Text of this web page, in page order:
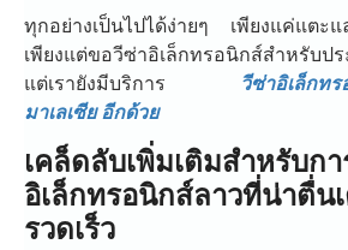
ทุกอย่างเป็นไปได้ง่ายๆ เพียงแค่แต
เพียงแต่ขอวีซ่าอิเล็กทรอนิกส์สำหรับป
แต่เรายังมีบริการ วีซ่าอิเล็กท
มาเลเซีย อีกด้วย
เคล็ดลับเพิ่มเติมสำหรับก
อิเล็กทรอนิกส์ลาวที่น่าตื่น
รวดเร็ว